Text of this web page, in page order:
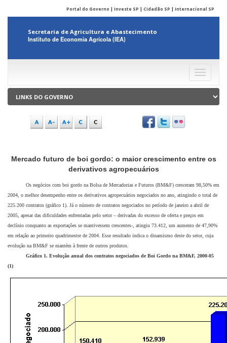
Portal do Governo | Investe SP | Cidadão SP | Internacional SP
Secretaria de Agricultura e Abastecimento
Instituto de Economia Agrícola (IEA)
Menu
Mercado futuro de boi gordo: o maior crescimento entre os
derivativos agropecuários
Os negócios com boi gordo na Bolsa de Mercadorias e Futuros (BM&F) cresceram 98,50% em
2004, o melhor desempenho entre os derivativos agropecuários negociados no ano, atingindo o total de
225.200 contratos (gráfico 1). Já o número de contratos negociados no período de janeiro a abril de
2005, apesar das dificuldades enfrentadas pelo setor – derivadas do excesso de oferta e preços em
declínio conquanto as exportações se mantivessem crescentes-, atingiu 73.412, um aumento de 47,90%
em relação ao primeiro quadrimestre de 2004. Esse resultado indica o dinamismo deste do setor, cuja
evolução na BM&F se mantém à frente de outros produtos.
Gráfico 1. Evolução anual dos contratos negociados de Boi Gordo na BM&F, 2000-05
(1)